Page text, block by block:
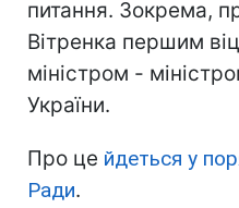
питання. Зокрема,
Вітренка першим
міністром -
України.
Про це йдеться у
Ради.